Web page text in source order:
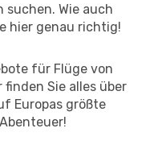
Wie auch
hier genau richtig!
für Flüge von
Sie alles über
Europas größte